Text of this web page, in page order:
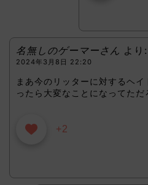
名無しのゲーマーさん より:
2024年3月8日 22:20
まあ今のリッターに対するヘ
ったら大変なことになってただ
+2